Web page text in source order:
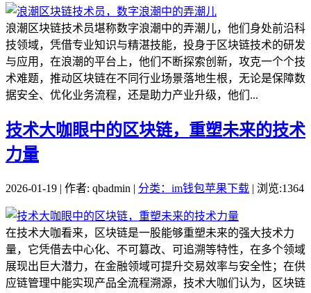
浪潮区块链技术员堪称数字浪潮中的弄潮儿，他们身处前沿科
技领域，凭借专业知识与精湛技能，投身于区块链技术的研发
与应用，在浪潮的平台上，他们不断探索创新，攻克一个个技
术难题，推动区块链在不同行业场景落地生根，无论是保障数
据安全、优化业务流程，还是助力产业升级，他们...
技术大咖眼中的区块链，重塑未来的技术
力量
2026-01-19 | 作者: qbadmin | 分类：im钱包苹果下载 | 浏览:1364
在技术大咖看来，区块链是一股能够重塑未来的强大技术力
量，它凭借去中心化、不可篡改、可追溯等特性，在多个领域
展现出巨大潜力，在金融领域可提升交易效率与安全性；在供
应链管理中能实现产品全流程溯源，技术大咖们认为，区块链